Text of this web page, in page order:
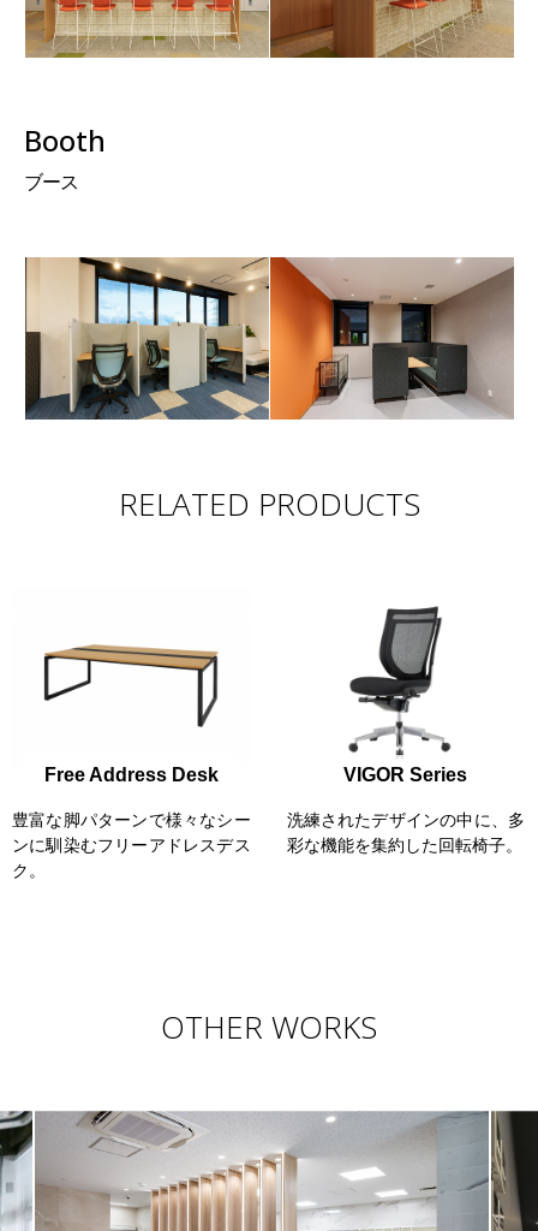
Booth
ブース
RELATED PRODUCTS
Free Address Desk
豊富な脚パターンで様々なシー
ンに馴染むフリーアドレスデス
ク。
VIGOR Series
洗練されたデザインの中に、多
彩な機能を集約した回転椅子。
OTHER WORKS